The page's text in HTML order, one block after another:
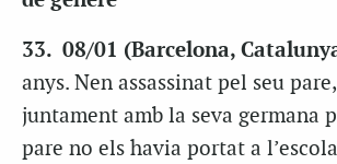
33. 08/01 (Barcelona,
anys. Nen assassinat pel seu
juntament amb la seva germana
pare no els havia portat a